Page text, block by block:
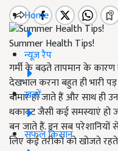
Home
न्यूज़ रैप
खबरें
सफल किसान
Summer Health Tips!
गर्मी के बढ़ते तापमान के कारण
देखभाल करना बहुत ही भारी पड़
बीमार हो जाते हैं और साथ ही
थकावट जैसी कई समस्याएं हो
बन जाते हैं. इन सब परेशानियों
लिए कई तरीकों को खोजते